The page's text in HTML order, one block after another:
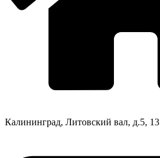
Калининград, Литовский вал, д.5, 13